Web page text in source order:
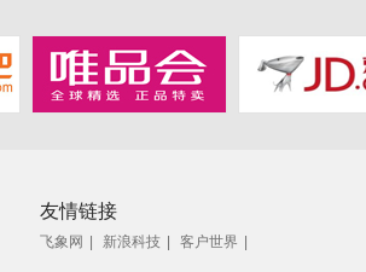
友情链接
飞象网 新浪科技 客户世界